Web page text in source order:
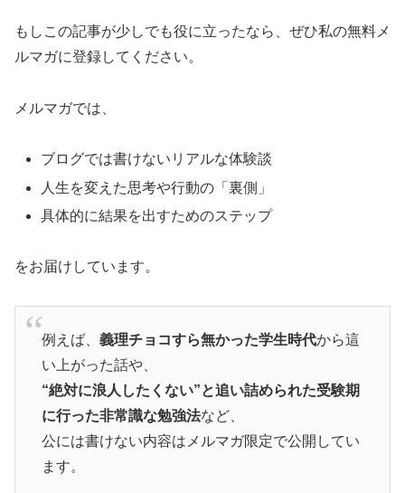
もしこの記事が少しでも役に立ったなら、ぜひ私の無料メ
ルマガに登録してください。
メルマガでは、
ブログでは書けないリアルな体験談
人生を変えた思考や行動の「裏側」
具体的に結果を出すためのステップ
をお届けしています。
例えば、 義理チョコすら無かった学生時代から這
い上がった話や、
“絶対に浪人したくない”と追い詰められた受験期
に行った非常識な勉強法など、
公には書けない内容はメルマガ限定で公開してい
ます。